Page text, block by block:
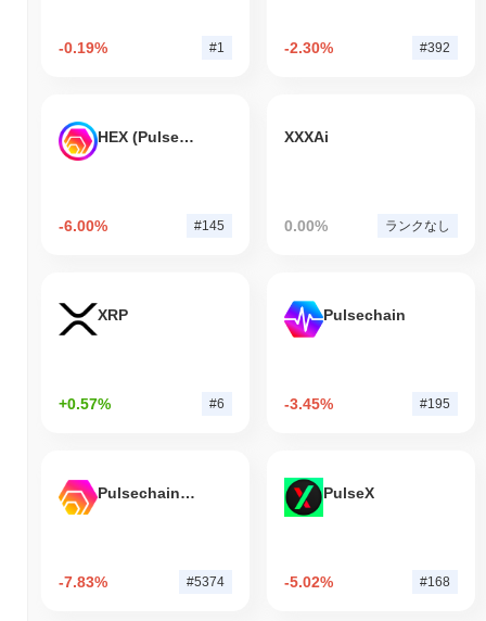
-0.19% #1 -2.30% #392
HEX (Pulsechain)
-6.00% #145
XXXAi
0.00% ランクなし
XRP
+0.57% #6
Pulsechain
-3.45% #195
Pulsechain Bridged HEX (Pulsechain)
-7.83% #5374
PulseX
-5.02% #168